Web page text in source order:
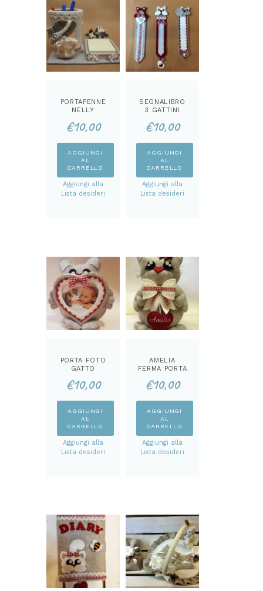
PORTAPENNE
NELLY
LO
€10,00
AGGIUNGI
AL
CARRELLO
Aggiungi alla
Lista desideri
SEGNALIBRO
3 GATTINI
LO
€10,00
AGGIUNGI
AL
CARRELLO
Aggiungi alla
Lista desideri
PORTA FOTO
GATTO
LO
€10,00
AGGIUNGI
AL
CARRELLO
Aggiungi alla
Lista desideri
AMELIA
FERMA PORTA
LO
€10,00
AGGIUNGI
AL
CARRELLO
Aggiungi alla
Lista desideri